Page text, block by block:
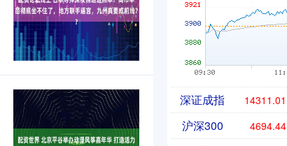
深证成指 14311.01
沪深300 4694.44